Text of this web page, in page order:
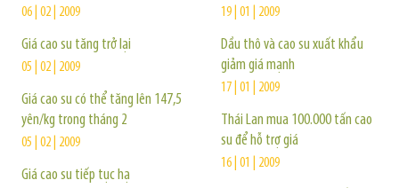
06 | 02 | 2009
Giá cao su tăng trở lại
05 | 02 | 2009
Giá cao su có thể tăng lên 147,5
yên/kg trong tháng 2
05 | 02 | 2009
Giá cao su tiếp tục hạ
19 | 01 | 2009
Dầu thô và cao su xuất khẩu
giảm giá mạnh
17 | 01 | 2009
Thái Lan mua 100.000 tấn cao
su để hỗ trợ giá
16 | 01 | 2009